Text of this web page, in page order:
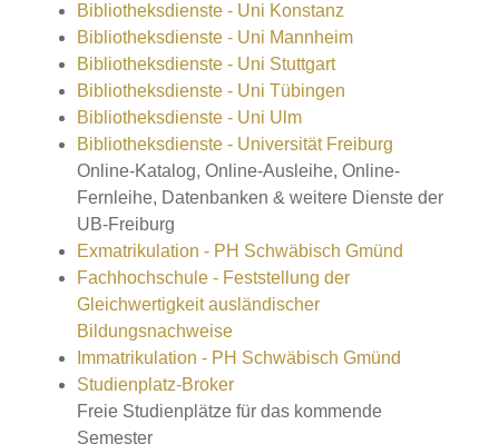
Bibliotheksdienste - Uni Konstanz
Bibliotheksdienste - Uni Mannheim
Bibliotheksdienste - Uni Stuttgart
Bibliotheksdienste - Uni Tübingen
Bibliotheksdienste - Uni Ulm
Bibliotheksdienste - Universität Freiburg
Online-Katalog, Online-Ausleihe, Online-
Fernleihe, Datenbanken & weitere Dienste der
UB-Freiburg
Exmatrikulation - PH Schwäbisch Gmünd
Fachhochschule - Feststellung der
Gleichwertigkeit ausländischer
Bildungsnachweise
Immatrikulation - PH Schwäbisch Gmünd
Studienplatz-Broker
Freie Studienplätze für das kommende
Semester